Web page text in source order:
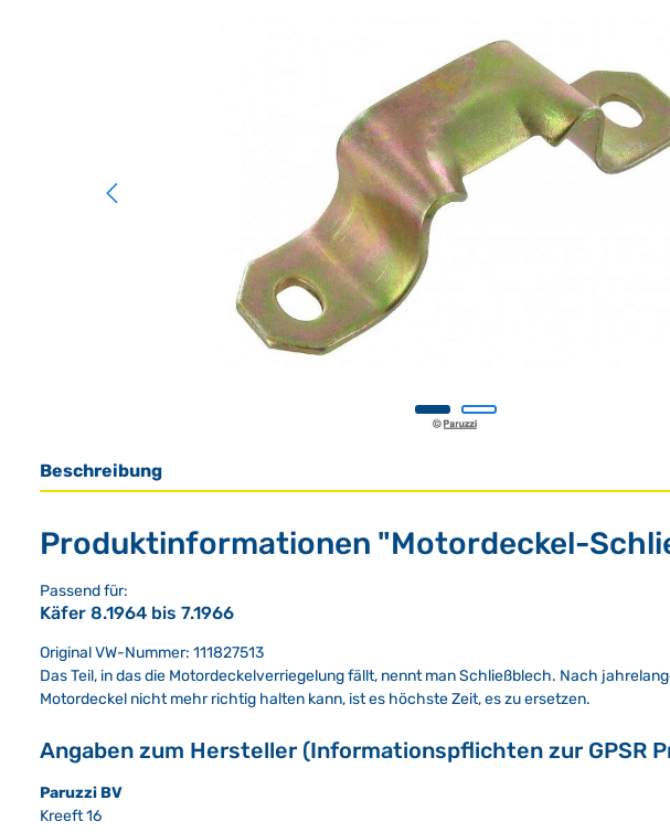
Beschreibung
Produktinformationen "Motordeckel-
Passend für:
Käfer 8.1964 bis 7.1966
Original VW-Nummer: 111827513
Das Teil, in das die Motordeckelverriegelung fällt, nennt man Schließblech. Nach
Motordeckel nicht mehr richtig halten kann, ist es höchste Zeit, es zu ersetzen.
Angaben zum Hersteller (Informationspflichten zur GPSR
Paruzzi BV
Kreeft 16